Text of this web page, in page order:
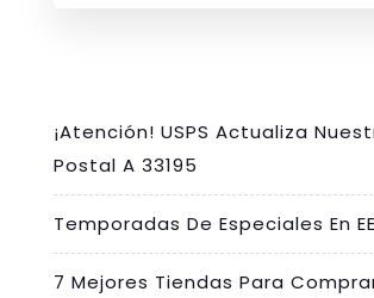
¡Atención! USPS Actualiza
Postal A 33195
Temporadas De Especiales En
7 Mejores Tiendas Para